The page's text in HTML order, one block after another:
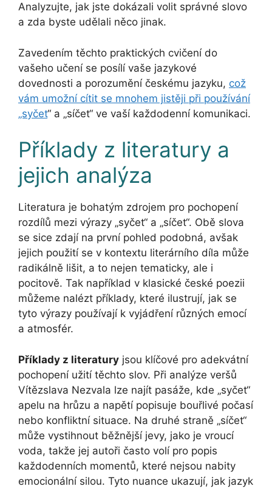
Analyzujte, jak jste dokázali volit správné slovo
a zda byste udělali něco jinak.
Zavedením těchto praktických cvičení do
vašeho učení se posílí vaše jazykové
dovednosti a porozumění českému jazyku, což
vám umožní cítit se mnohem jistěji při používání
„syčet“ a „síčet“ ve vaší každodenní komunikaci.
Příklady z literatury a
jejich analýza
Literatura je bohatým zdrojem pro pochopení
rozdílů mezi výrazy „syčet“ a „síčet“. Obě slova
se sice zdají na první pohled podobná, avšak
jejich použití se v kontextu literárního díla může
radikálně lišit, a to nejen tematicky, ale i
pocitově. Tak například v klasické české poezii
můžeme nalézt příklady, které ilustrují, jak se
tyto výrazy používají k vyjádření různých emocí
a atmosfér.
Příklady z literatury jsou klíčové pro adekvátní
pochopení užití těchto slov. Při analýze veršů
Vítězslava Nezvala lze najít pasáže, kde „syčet“
apelu na hrůzu a napětí popisuje bouřlivé počasí
nebo konfliktní situace. Na druhé straně „síčet“
může vystihnout běžnější jevy, jako je vroucí
voda, takže jej autoři často volí pro popis
každodenních momentů, které nejsou nabity
emocionální silou. Tyto nuance ukazují, jak jazyk